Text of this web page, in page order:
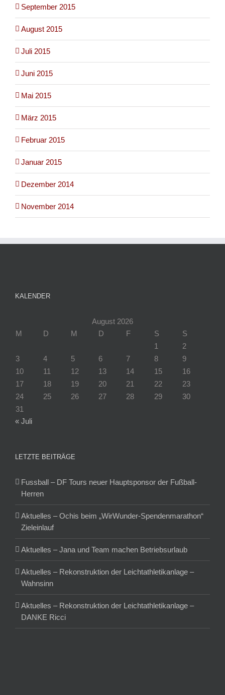
September 2015
August 2015
Juli 2015
Juni 2015
Mai 2015
März 2015
Februar 2015
Januar 2015
Dezember 2014
November 2014
KALENDER
August 2026
M
D M D F S
S
1
2
3
4 5 6 7 8
9
10
11 12 13 14 15
16
17
18 19 20 21 22
23
24
25 26 27 28 29
30
31
« Juli
LETZTE BEITRÄGE
Fussball – DF Tours neuer Hauptsponsor der Fußball-
Herren
Aktuelles – Ochis beim „WirWunder-Spendenmarathon“
Zieleinlauf
Aktuelles – Jana und Team machen Betriebsurlaub
Aktuelles – Rekonstruktion der Leichtathletikanlage –
Wahnsinn
Aktuelles – Rekonstruktion der Leichtathletikanlage –
DANKE Ricci